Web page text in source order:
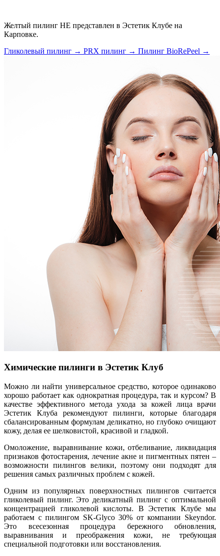
Желтый пилинг НЕ представлен в Эстетик Клубе на
Карповке.
Гликолевый пилинг → PRX пилинг → Пилинг BioRePeel →
Химические пилинги в Эстетик Клуб
Можно ли найти универсальное средство, которое одинаково
хорошо работает как однократная процедура, так и курсом? В
качестве эффективного метода ухода за кожей лица врачи
Эстетик Клуба рекомендуют пилинги, которые благодаря
сбалансированным формулам деликатно, но глубоко очищают
кожу, делая ее шелковистой, красивой и гладкой.
Омоложение, выравнивание кожи, отбеливание, ликвидация
признаков фотостарения, лечение акне и пигментных пятен –
возможности пилингов велики, поэтому они подходят для
решения самых различных проблем с кожей.
Одним из популярных поверхностных пилингов считается
гликолевый пилинг. Это деликатный пилинг с оптимальной
концентрацией гликолевой кислоты. В Эстетик Клубе мы
работаем с пилингом SK-Glyco 30% от компании Skeyndor.
Это всесезонная процедура бережного обновления,
выравнивания и преображения кожи, не требующая
специальной подготовки или восстановления.